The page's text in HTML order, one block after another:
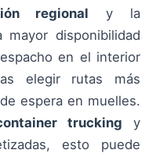
regional y la
mayor disponibilidad
en el interior
elegir rutas más
espera en muelles.
trucking y
esto puede